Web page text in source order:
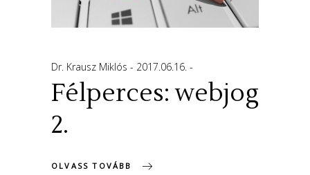
Dr. Krausz Miklós 2017.06.16.
Félperces: webjog
2.
OLVASS TOVÁBB